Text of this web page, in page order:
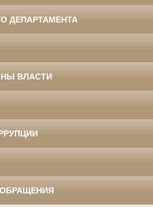
ДЕПАРТАМЕНТА
ВЛАСТИ